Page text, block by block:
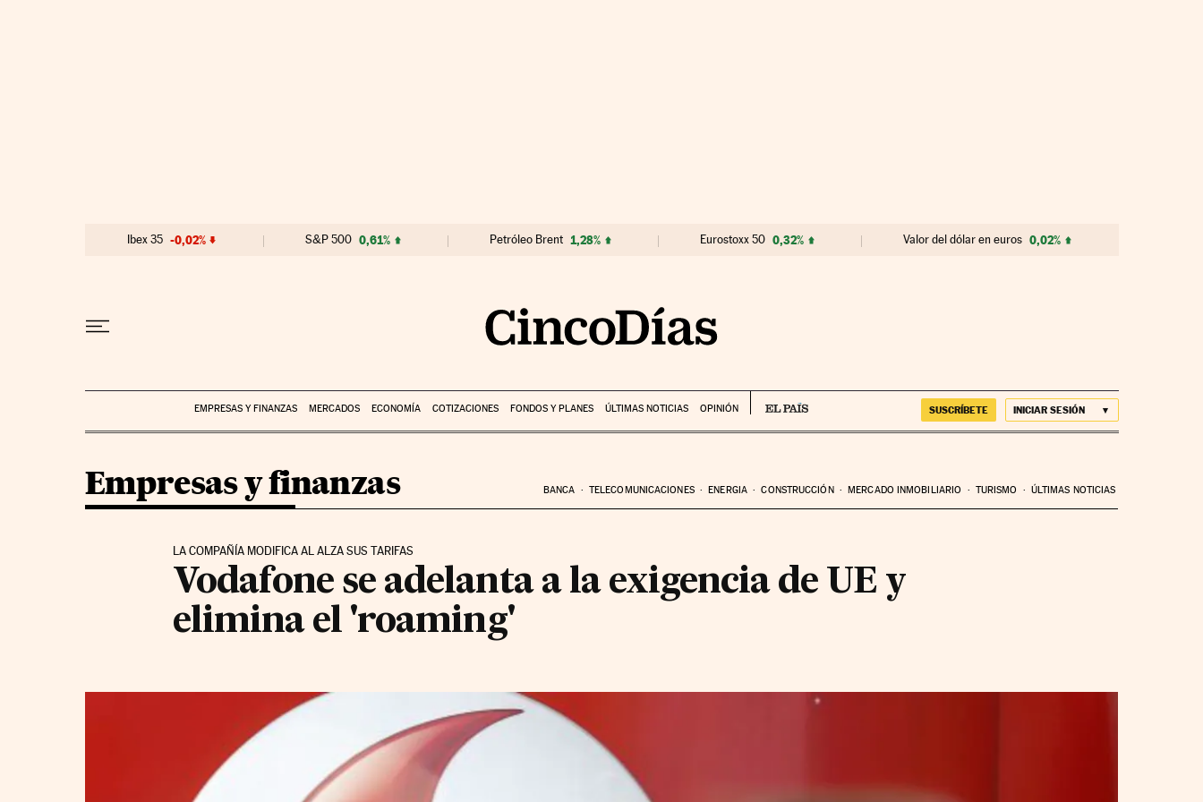
Ibex 35 -0,02% S&P 500 0,61% Petróleo Brent 1,28% Eurostoxx 50 0,32% Valor del dólar en euros 0,02%
EMPRESAS Y FINANZAS MERCADOS ECONOMÍA COTIZACIONES FONDOS Y PLANES ÚLTIMAS NOTICIAS OPINIÓN SUSCRÍBETE INICIAR SESIÓN
Empresas y finanzas BANCA TELECOMUNICACIONES ENERGIA CONSTRUCCIÓN MERCADO INMOBILIARIO TURISMO ÚLTIMAS NOTICIAS
LA COMPAÑÍA MODIFICA AL ALZA SUS TARIFAS
Vodafone se adelanta a la exigencia de UE y
elimina el 'roaming'